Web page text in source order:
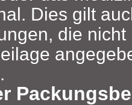
Dies gilt
die nicht